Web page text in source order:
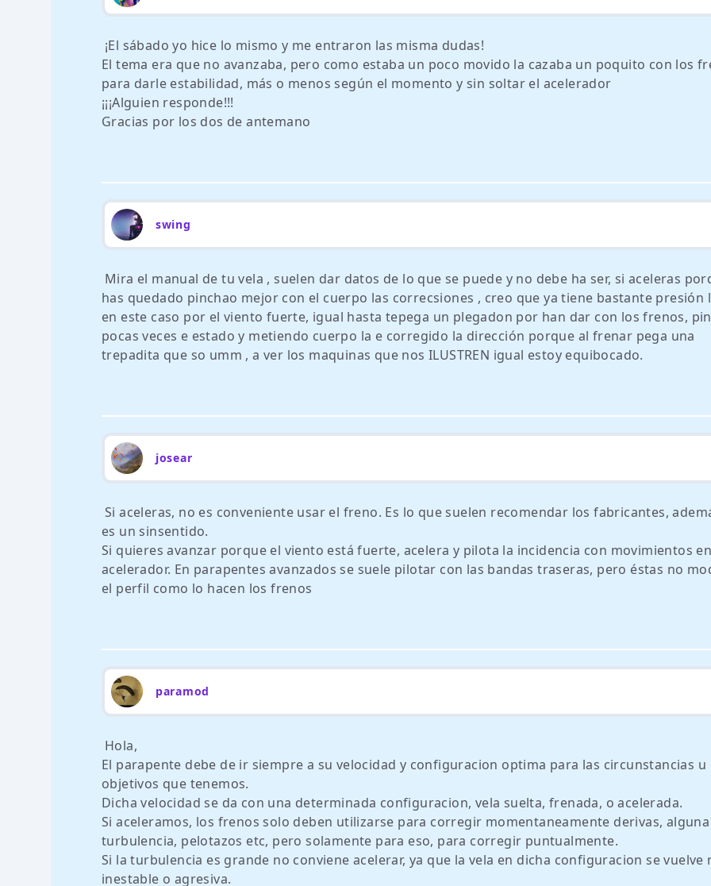
¡El sábado yo hice lo mismo y me entraron las misma dudas!
El tema era que no avanzaba, pero como estaba un poco movido la cazaba un poquito con los
para darle estabilidad, más o menos según el momento y sin soltar el acelerador
¡¡¡Alguien responde!!!
Gracias por los dos de antemano
swing
Mira el manual de tu vela , suelen dar datos de lo que se puede y no debe ha ser, si aceleras
has quedado pinchao mejor con el cuerpo las correcsiones , creo que ya tiene bastante presión
en este caso por el viento fuerte, igual hasta tepega un plegadon por han dar con los frenos,
pocas veces e estado y metiendo cuerpo la e corregido la dirección porque al frenar pega una
trepadita que so umm , a ver los maquinas que nos ILUSTREN igual estoy equibocado.
josear
Si aceleras, no es conveniente usar el freno. Es lo que suelen recomendar los fabricantes,
es un sinsentido.
Si quieres avanzar porque el viento está fuerte, acelera y pilota la incidencia con movimientos
acelerador. En parapentes avanzados se suele pilotar con las bandas traseras, pero éstas no
el perfil como lo hacen los frenos
paramod
Hola,
El parapente debe de ir siempre a su velocidad y configuracion optima para las circunstancias u
objetivos que tenemos.
Dicha velocidad se da con una determinada configuracion, vela suelta, frenada, o acelerada.
Si aceleramos, los frenos solo deben utilizarse para corregir momentaneamente derivas, alguna
turbulencia, pelotazos etc, pero solamente para eso, para corregir puntualmente.
Si la turbulencia es grande no conviene acelerar, ya que la vela en dicha configuracion se vuelve
inestable o agresiva.